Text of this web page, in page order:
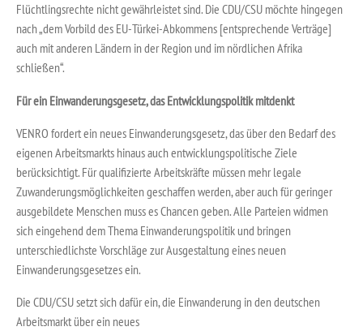
Flüchtlingsrechte nicht gewährleistet sind. Die CDU/CSU möchte hingegen
nach „dem Vorbild des EU-Türkei-Abkommens [entsprechende Verträge]
auch mit anderen Ländern in der Region und im nördlichen Afrika
schließen“.
Für ein Einwanderungsgesetz, das Entwicklungspolitik mitdenkt
VENRO fordert ein neues Einwanderungsgesetz, das über den Bedarf des
eigenen Arbeitsmarkts hinaus auch entwicklungspolitische Ziele
berücksichtigt. Für qualifizierte Arbeitskräfte müssen mehr legale
Zuwanderungsmöglichkeiten geschaffen werden, aber auch für geringer
ausgebildete Menschen muss es Chancen geben. Alle Parteien widmen
sich eingehend dem Thema Einwanderungspolitik und bringen
unterschiedlichste Vorschläge zur Ausgestaltung eines neuen
Einwanderungsgesetzes ein.
Die CDU/CSU setzt sich dafür ein, die Einwanderung in den deutschen
Arbeitsmarkt über ein neues